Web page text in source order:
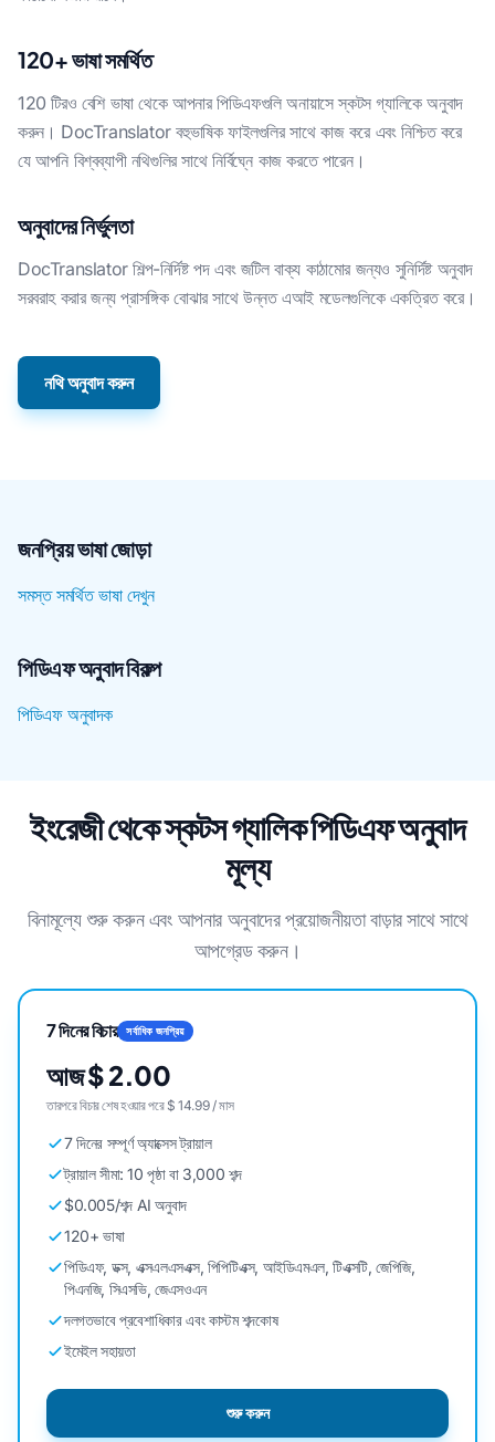
120+ ভাষা সমর্থিত
120 টিরও বেশি ভাষা থেকে আপনার পিডিএফগুলি অনায়াসে স্কটস গ্যালিকে অনুবাদ
করুন। DocTranslator বহুভাষিক ফাইলগুলির সাথে কাজ করে এবং নিশ্চিত করে
যে আপনি বিশ্বব্যাপী নথিগুলির সাথে নির্বিঘ্নে কাজ করতে পারেন।
অনুবাদের নির্ভুলতা
DocTranslator শিল্প-নির্দিষ্ট পদ এবং জটিল বাক্য কাঠামোর জন্যও সুনির্দিষ্ট অনুবাদ
সরবরাহ করার জন্য প্রাসঙ্গিক বোঝার সাথে উন্নত এআই মডেলগুলিকে একত্রিত করে।
নথি অনুবাদ করুন
জনপ্রিয় ভাষা জোড়া
সমস্ত সমর্থিত ভাষা দেখুন
পিডিএফ অনুবাদ বিকল্প
পিডিএফ অনুবাদক
ইংরেজী থেকে স্কটস গ্যালিক পিডিএফ অনুবাদ
মূল্য
বিনামূল্যে শুরু করুন এবং আপনার অনুবাদের প্রয়োজনীয়তা বাড়ার সাথে সাথে
আপগ্রেড করুন।
7 দিনের বিচার সর্বাধিক জনপ্রিয়
আজ $ 2.00
তারপরে বিচার শেষ হওয়ার পরে $ 14.99 / মাস
7 দিনের সম্পূর্ণ অ্যাক্সেস ট্রায়াল
ট্রায়াল সীমা: 10 পৃষ্ঠা বা 3,000 শব্দ
$0.005/শব্দ AI অনুবাদ
120+ ভাষা
পিডিএফ, ডক্স, এক্সএলএসএক্স, পিপিটিএক্স, আইডিএমএল, টিএক্সটি, জেপিজি,
পিএনজি, সিএসভি, জেএসওএন
দলগতভাবে প্রবেশাধিকার এবং কাস্টম শব্দকোষ
ইমেইল সহায়তা
শুরু করুন